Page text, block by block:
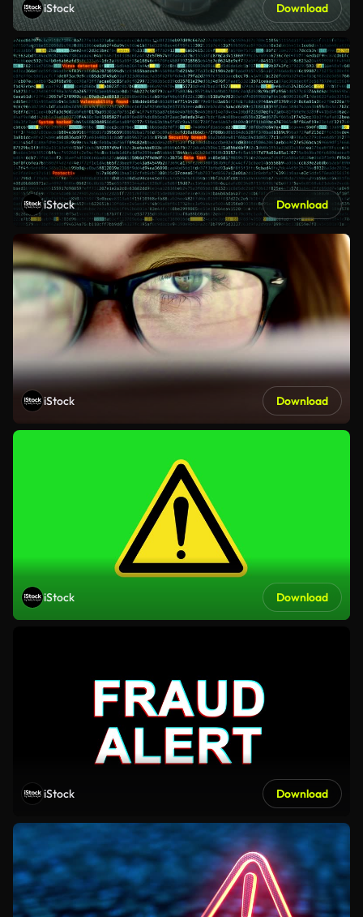
iStock Download
iStock Download
iStock Download
iStock Download
iStock Download